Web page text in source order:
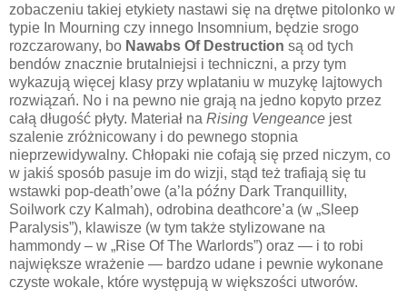
zobaczeniu takiej etykiety nastawi się na drętwe pitolonko w
typie In Mourning czy innego Insomnium, będzie srogo
rozczarowany, bo Nawabs Of Destruction są od tych
bendów znacznie brutalniejsi i techniczni, a przy tym
wykazują więcej klasy przy wplataniu w muzykę lajtowych
rozwiązań. No i na pewno nie grają na jedno kopyto przez
całą długość płyty. Materiał na Rising Vengeance jest
szalenie zróżnicowany i do pewnego stopnia
nieprzewidywalny. Chłopaki nie cofają się przed niczym, co
w jakiś sposób pasuje im do wizji, stąd też trafiają się tu
wstawki pop-death’owe (a’la późny Dark Tranquillity,
Soilwork czy Kalmah), odrobina deathcore’a (w „Sleep
Paralysis”), klawisze (w tym także stylizowane na
hammondy – w „Rise Of The Warlords”) oraz — i to robi
największe wrażenie — bardzo udane i pewnie wykonane
czyste wokale, które występują w większości utworów.